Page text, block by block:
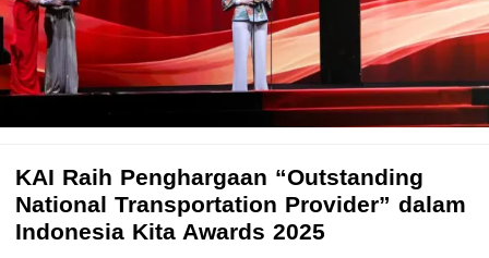
KAI Raih Penghargaan “Outstanding
National Transportation Provider” dalam
Indonesia Kita Awards 2025